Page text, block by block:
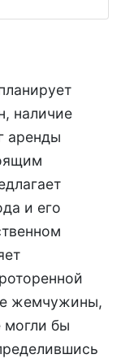
наличие
аренды
и его
жемчужины,
могли бы